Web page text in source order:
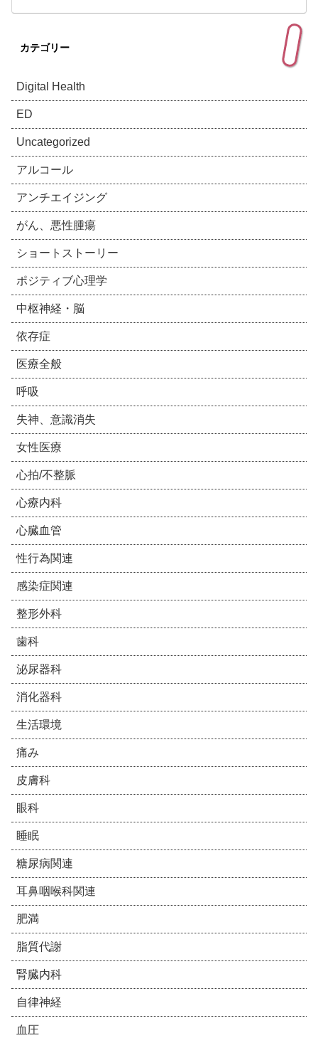
カテゴリー
Digital Health
ED
Uncategorized
アルコール
アンチエイジング
がん、悪性腫瘍
ショートストーリー
ポジティブ心理学
中枢神経・脳
依存症
医療全般
呼吸
失神、意識消失
女性医療
心拍/不整脈
心療内科
心臓血管
性行為関連
感染症関連
整形外科
歯科
泌尿器科
消化器科
生活環境
痛み
皮膚科
眼科
睡眠
糖尿病関連
耳鼻咽喉科関連
肥満
脂質代謝
腎臓内科
自律神経
血圧